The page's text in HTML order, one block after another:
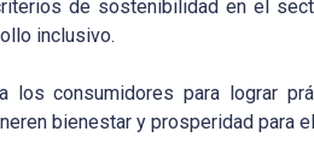
de sostenibilidad en el
inclusivo.
consumidores para lograr
bienestar y prosperidad para